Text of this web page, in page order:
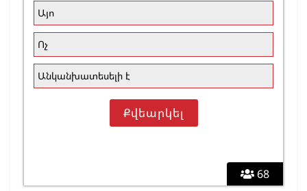
68
Այո
Ոչ
Անկանխատեսելի է